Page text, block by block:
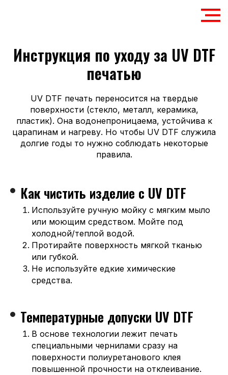
Инструкция по уходу за UV DTF
печатью
UV DTF печать переносится на твердые
поверхности (стекло, металл, керамика,
пластик). Она водонепроницаема, устойчива к
царапинам и нагреву. Но чтобы UV DTF служила
долгие годы то нужно соблюдать некоторые
правила.
Как чистить изделие с UV DTF
Используйте ручную мойку с мягким мыло
или моющим средством. Мойте под
холодной/теплой водой.
Протирайте поверхность мягкой тканью
или губкой.
Не используйте едкие химические
средства.
Температурные допуски UV DTF
В основе технологии лежит печать
специальными чернилами сразу на
поверхности полиуретанового клея
повышенной прочности на отклеивание.